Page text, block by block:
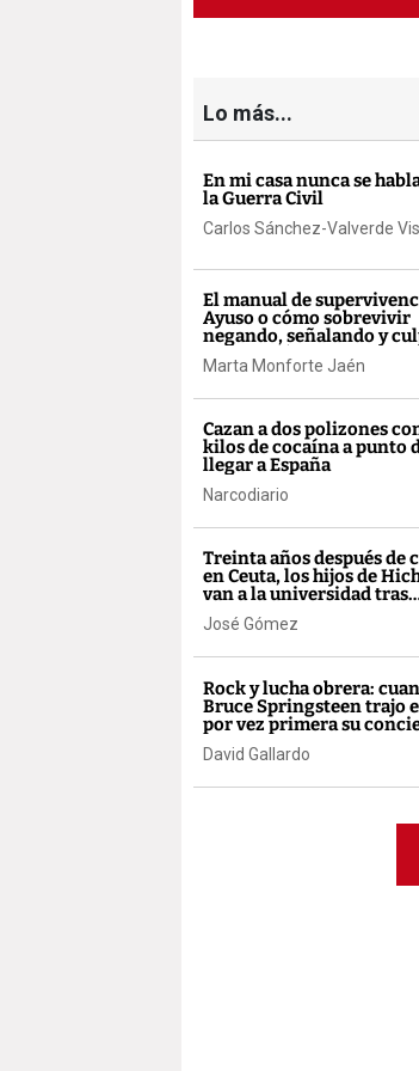
Lo más...
En mi casa nunca se
la Guerra Civil
Carlos Sánchez-Valverde
El manual de
Ayuso o cómo sobrevivir
negando, señalando y
a los demás
Marta Monforte Jaén
Cazan a dos polizones
kilos de cocaína a punto
llegar a España
Narcodiario
Treinta años después de
en Ceuta, los hijos de
van a la universidad tras
bachilleratos de
José Gómez
Rock y lucha obrera:
Bruce Springsteen trajo
por vez primera su
de clase a España
David Gallardo